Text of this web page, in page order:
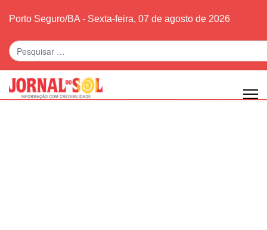
Porto Seguro/BA - Sexta-feira, 07 de agosto de 2026
Pesquisar